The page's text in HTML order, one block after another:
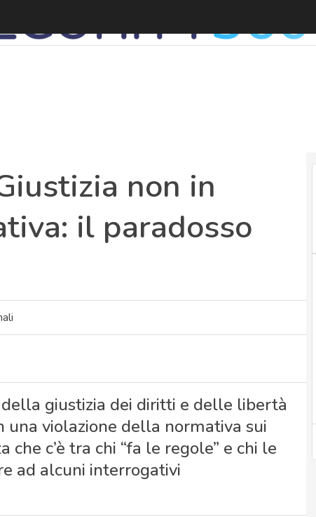
non in
il paradosso
giustizia dei diritti e delle libertà
violazione della normativa sui
c’è tra chi “fa le regole” e chi le
ad alcuni interrogativi